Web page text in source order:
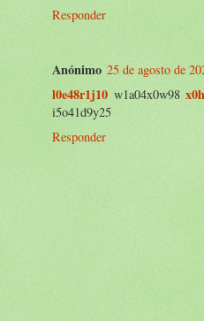
Responder
Anónimo 25 de agosto de
l0e48r1j10 w1a04x0w98
i5o41d9y25
Responder